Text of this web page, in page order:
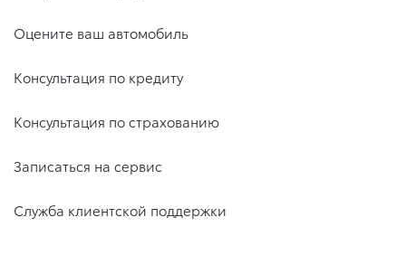
Оцените ваш автомобиль
Консультация по кредиту
Консультация по страхованию
Записаться на сервис
Служба клиентской поддержки